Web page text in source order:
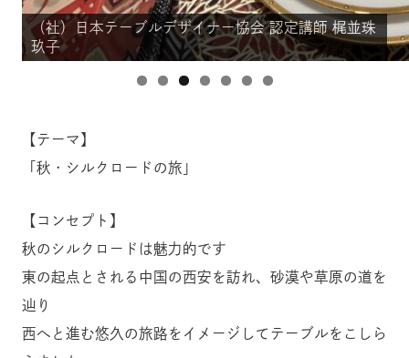
（社）日本テーブルデザイナー協会 認定講師 梶並珠
玖子
（社）日本テーブルデザイナー協会 認定講師 梶並珠
玖子
（社）日本テーブルデザイナー協会 認定講師 梶並珠
玖子
（社）日本テーブルデザイナー協会 認定講師 梶並珠
玖子
（社）日本テーブルデザイナー協会 認定講師 梶並珠
玖子
（社）日本テーブルデザイナー協会 認定講師 梶並珠
玖子
（社）日本テーブルデザイナー協会 認定講師 梶並珠
玖子
【テーマ】
「秋・シルクロードの旅」
【コンセプト】
秋のシルクロードは魅力的です
東の起点とされる中国の西安を訪れ、砂漠や草原の道を
辿り
西へと進む悠久の旅路をイメージしてテーブルをこしら